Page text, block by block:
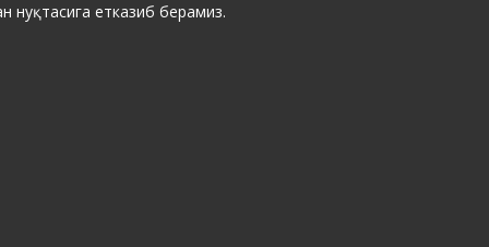
нуқтасига етказиб берамиз.